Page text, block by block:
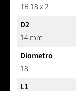
TR 18 x 2
D2
14 mm
Diametro
18
L1